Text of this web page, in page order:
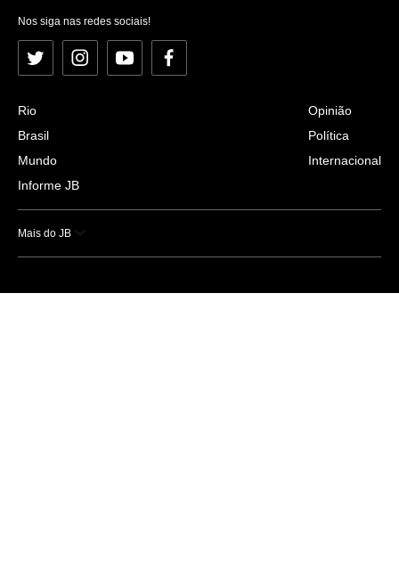
Nos siga nas redes sociais!
Twitter InstagramYouTubeFacebook
Rio
Brasil
Mundo
Informe JB
Opinião
Política
Internacional
Mais do JB
Esportes